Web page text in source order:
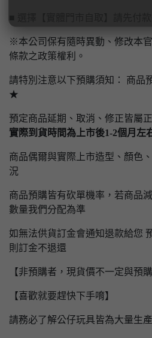
※本公司保有隨時異動、修改本
條款之政策權利。
請特別注意以下預購須知： 商品
★
預定商品延期、取消、修正皆屬
實際到貨時間為上市後1-2個月左
商品偶爾與實際上市造型、顏色
況
商品預購皆有砍單機率，若商品
數量我們分配為準
如無法供貨訂金會通知退款給您
則訂金不退還
【非預購者，現貨價不一定與預購
【喜歡就要趕快下手唷】
請務必了解公仔玩具皆為大量生